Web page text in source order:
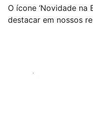
O ícone ‘Novidade na
destacar em nossos
Começar